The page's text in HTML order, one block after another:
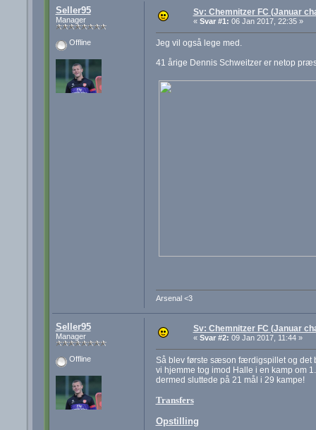
Seller95
Manager
Offline
Sv: Chemnitzer FC (Januar
« Svar #1: 06 Jan 2017, 22:35 »
Jeg vil også lege med.
41 årige Dennis Schweitzer er netop
Arsenal <3
Seller95
Manager
Offline
Sv: Chemnitzer FC (Januar
« Svar #2: 09 Jan 2017, 11:44 »
Så blev første sæson færdigspillet og det
vi hjemme tog imod Halle i en kamp om
dermed sluttede på 21 mål i 29 kampe!
Transfers
Opstilling